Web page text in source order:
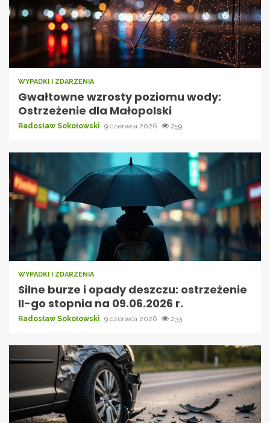
WYPADKI I ZDARZENIA
Gwałtowne wzrosty poziomu wody:
Ostrzeżenie dla Małopolski
Radosław Sokołowski 9 czerwca 2026 259
WYPADKI I ZDARZENIA
Silne burze i opady deszczu: ostrzeżenie
II-go stopnia na 09.06.2026 r.
Radosław Sokołowski 9 czerwca 2026 233